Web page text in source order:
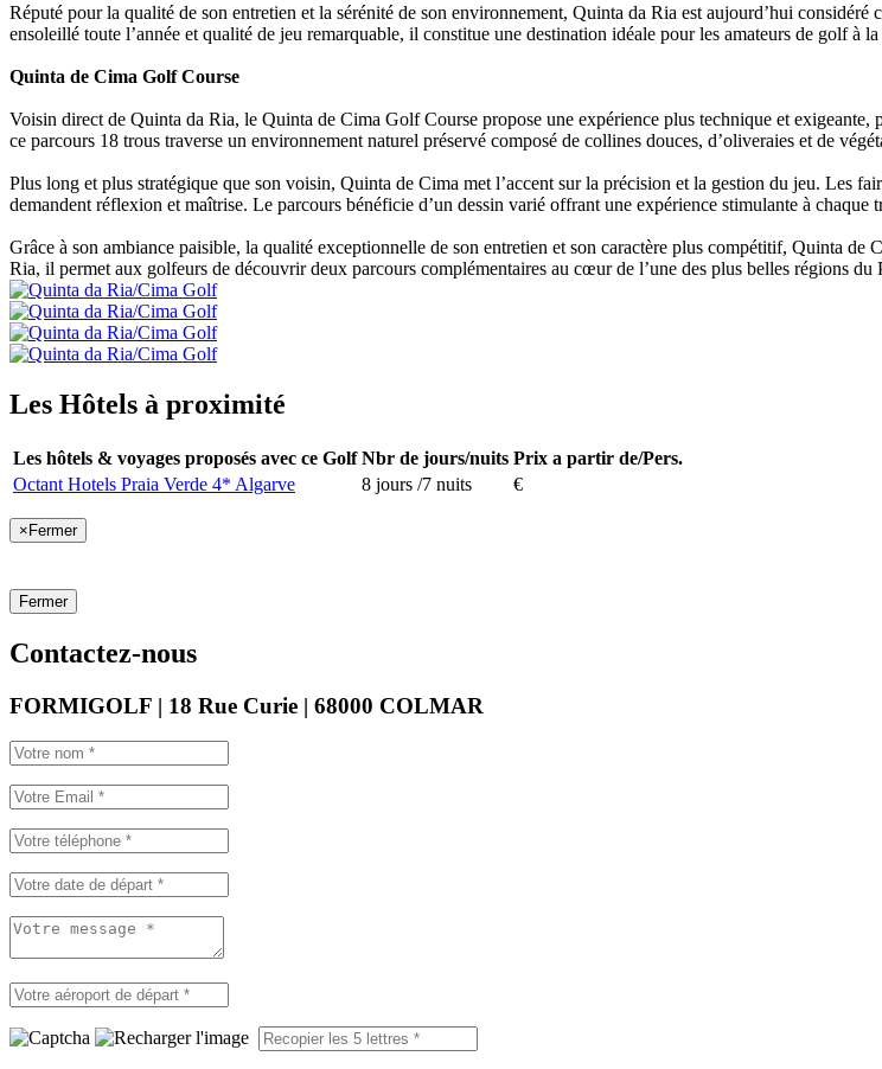
Réputé pour la qualité de son entretien et la sérénité de son environnement, Quinta da Ria est aujourd’hui
ensoleillé toute l’année et qualité de jeu remarquable, il constitue une destination idéale pour les amateurs de golf à
Quinta de Cima Golf Course
Voisin direct de Quinta da Ria, le Quinta de Cima Golf Course propose une expérience plus technique et
ce parcours 18 trous traverse un environnement naturel préservé composé de collines douces, d’oliveraies et de
Plus long et plus stratégique que son voisin, Quinta de Cima met l’accent sur la précision et la gestion du jeu. Les
demandent réflexion et maîtrise. Le parcours bénéficie d’un dessin varié offrant une expérience stimulante à
Grâce à son ambiance paisible, la qualité exceptionnelle de son entretien et son caractère plus compétitif, Quinta
Ria, il permet aux golfeurs de découvrir deux parcours complémentaires au cœur de l’une des plus belles régions du
Les Hôtels à proximité
Les hôtels & voyages proposés avec ce Golf Nbr de jours/nuits Prix a partir de/Pers.
Octant Hotels Praia Verde 4* Algarve
8 jours /7 nuits €
×Fermer
Fermer
Contactez-nous
FORMIGOLF | 18 Rue Curie | 68000 COLMAR